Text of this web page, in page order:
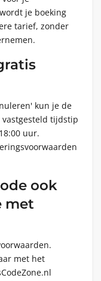
je boeking
tarief, zonder
kun je de
tijdstip
uur.
ook
met
met het